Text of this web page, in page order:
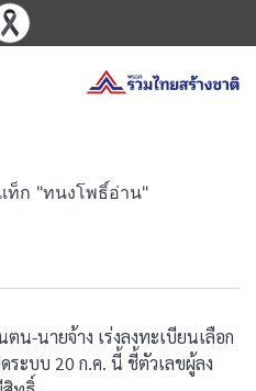
ท็ก "ทนงโพธิ์อ่าน"
น-นายจ้าง เร่งลงทะเบียนเลือก
ะบบ 20 ก.ค. นี้ ชี้ตัวเลขผู้ลง